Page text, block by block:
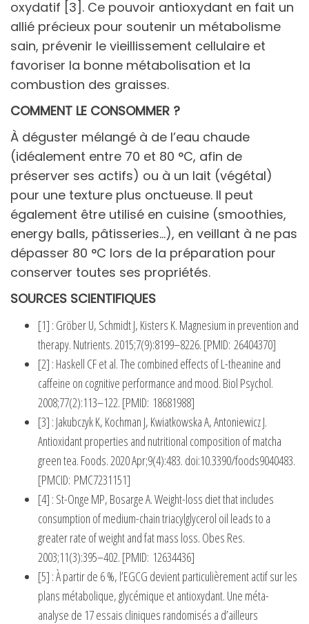
oxydatif [3]. Ce pouvoir antioxydant en fait un
allié précieux pour soutenir un métabolisme
sain, prévenir le vieillissement cellulaire et
favoriser la bonne métabolisation et la
combustion des graisses.
COMMENT LE CONSOMMER ?
À déguster mélangé à de l’eau chaude
(idéalement entre 70 et 80 °C, afin de
préserver ses actifs) ou à un lait (végétal)
pour une texture plus onctueuse. Il peut
également être utilisé en cuisine (smoothies,
energy balls, pâtisseries…), en veillant à ne pas
dépasser 80 °C lors de la préparation pour
conserver toutes ses propriétés.
SOURCES SCIENTIFIQUES
[1] : Gröber U, Schmidt J, Kisters K. Magnesium in prevention and
therapy. Nutrients. 2015;7(9):8199–8226. [PMID: 26404370]
[2] : Haskell CF et al. The combined effects of L-theanine and
caffeine on cognitive performance and mood. Biol Psychol.
2008;77(2):113–122. [PMID: 18681988]
[3] : Jakubczyk K, Kochman J, Kwiatkowska A, Antoniewicz J.
Antioxidant properties and nutritional composition of matcha
green tea. Foods. 2020 Apr;9(4):483. doi:10.3390/foods9040483.
[PMCID: PMC7231151]
[4] : St-Onge MP, Bosarge A. Weight-loss diet that includes
consumption of medium-chain triacylglycerol oil leads to a
greater rate of weight and fat mass loss. Obes Res.
2003;11(3):395–402. [PMID: 12634436]
[5] : À partir de 6 %, l’EGCG devient particulièrement actif sur les
plans métabolique, glycémique et antioxydant. Une méta-
analyse de 17 essais cliniques randomisés a d’ailleurs